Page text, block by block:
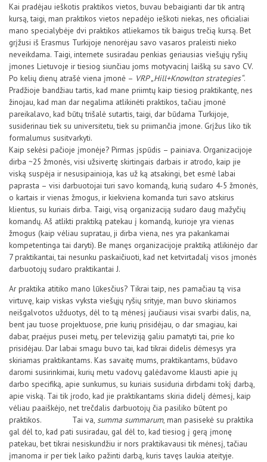
Kai pradėjau ieškotis praktikos vietos, buvau bebaigianti dar tik antrą
kursą, taigi, man praktikos vietos nepadėjo ieškoti niekas, nes oficialiai
mano specialybėje dvi praktikos atliekamos tik baigus trečią kursą. Bet
grįžusi iš Erasmus Turkijoje nenorėjau savo vasaros praleisti nieko
neveikdama. Taigi, internete susiradau penkias geriausias viešųjų ryšių
įmones Lietuvoje ir tiesiog siunčiau joms motyvacinį laišką su savo CV.
Po kelių dienų atrašė viena įmonė – VRP „Hill+Knowlton strategies“.
Pradžioje bandžiau tartis, kad mane priimtų kaip tiesiog praktikantę, nes
žinojau, kad man dar negalima atlikinėti praktikos, tačiau įmonė
pareikalavo, kad būtų trišalė sutartis, taigi, dar būdama Turkijoje,
susiderinau tiek su universitetu, tiek su priimančia įmone. Grįžus liko tik
formalumus susitvarkyti.
Kaip sekėsi pačioje įmonėje? Pirmas įspūdis – painiava. Organizacijoje
dirba ~25 žmonės, visi užsivertę skirtingais darbais ir atrodo, kaip jie
viską suspėja ir nesusipainioja, kas už ką atsakingi, bet esmė labai
paprasta – visi darbuotojai turi savo komandą, kurią sudaro 4-5 žmonės,
o kartais ir vienas žmogus, ir kiekviena komanda turi savo atskirus
klientus, su kuriais dirba. Taigi, visą organizaciją sudaro daug mažyčių
komandų. Aš atlikti praktiką patekau į komandą, kurioje yra vienas
žmogus (kaip vėliau supratau, ji dirba viena, nes yra pakankamai
kompetentinga tai daryti). Be manęs organizacijoje praktiką atlikinėjo dar
7 praktikantai, tai nesunku paskaičiuoti, kad net ketvirtadalį visos įmonės
darbuotojų sudaro praktikantai J.
Ar praktika atitiko mano lūkesčius? Tikrai taip, nes pamačiau tą visa
virtuvę, kaip viskas vyksta viešųjų ryšių srityje, man buvo skiriamos
neišgalvotos užduotys, dėl to tą mėnesį jaučiausi visai svarbi dalis, na,
bent jau tuose projektuose, prie kurių prisidėjau, o dar smagiau, kai
dabar, praėjus pusei metų, per televiziją galiu pamatyti tai, prie ko
prisidėjau. Dar labai smagu buvo tai, kad tikrai didelis dėmesys yra
skiriamas praktikantams. Kas savaitę mums, praktikantams, būdavo
daromi susirinkimai, kurių metu vadovų galėdavome klausti apie jų
darbo specifiką, apie sunkumus, su kuriais susiduria dirbdami tokį darbą,
apie viską. Tai tik įrodo, kad jie praktikantams skiria didelį dėmesį, kaip
vėliau paaiškėjo, net trečdalis darbuotojų čia pasiliko būtent po
praktikos. Tai va, summa summarum, man pasisekė su praktika
gal dėl to, kad pati susiradau, gal dėl to, kad tiesiog į gerą įmonę
patekau, bet tikrai nesiskundžiu ir nors praktikavausi tik mėnesį, tačiau
įmanoma ir per tiek laiko pažinti darbą, kuris tavęs laukia ateityje.